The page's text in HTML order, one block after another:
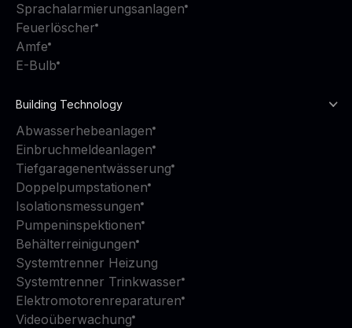
Sprachalarmierungsanlagen
Feuerlöscher
Amfe
E-Bulb
Building Technology
Abwasserhebeanlagen
Einbruchmeldeanlagen
Tiefgaragenentwässerung
Doppelpumpstationen
Isolationsmessungen
Pumpeninspektionen
Behälterreinigungen
Systemtrenner Heizung
Systemtrenner Trinkwasser
Elektromotorenreparaturen
Videoüberwachung